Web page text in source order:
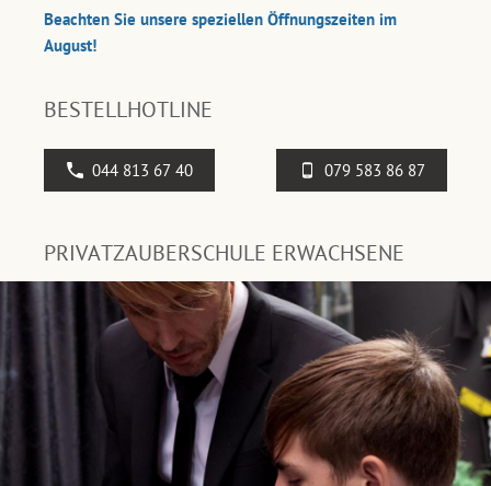
Beachten Sie unsere speziellen Öffnungszeiten im
August!
BESTELLHOTLINE
044 813 67 40 079 583 86 87
PRIVATZAUBERSCHULE ERWACHSENE